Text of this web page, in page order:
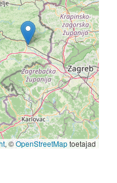
, ©OpenStreetMaptoetajad